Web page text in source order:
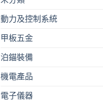
動力及控制系統
甲板五金
泊錨裝備
機電產品
電子儀器